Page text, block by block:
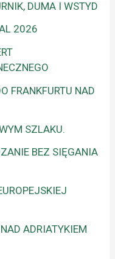
DUMA I WSTYD
2026
FRANKFURTU NAD
SZLAKU.
BEZ SIĘGANIA
ADRIATYKIEM